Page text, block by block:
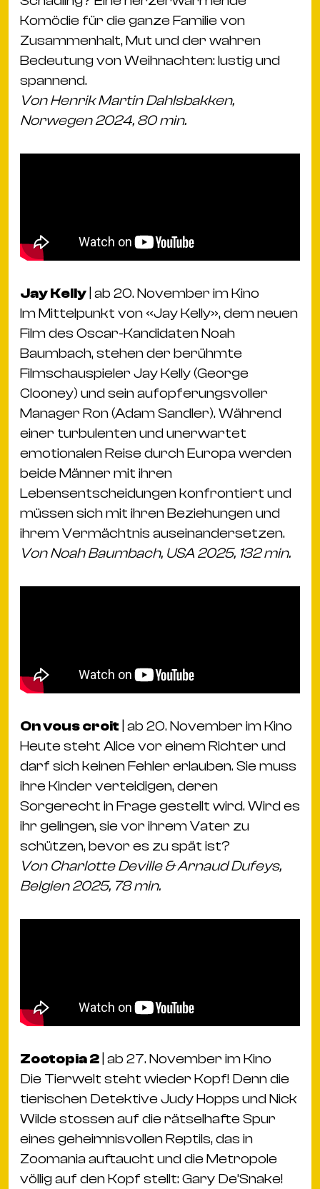
Komödie für die ganze Familie von
Zusammenhalt, Mut und der wahren
Bedeutung von Weihnachten: lustig und
spannend.
Von Henrik Martin Dahlsbakken,
Norwegen 2024, 80 min.
Jay Kelly | ab 20. November im Kino
Im Mittelpunkt von «Jay Kelly», dem neuen
Film des Oscar-Kandidaten Noah
Baumbach, stehen der berühmte
Filmschauspieler Jay Kelly (George
Clooney) und sein aufopferungsvoller
Manager Ron (Adam Sandler). Während
einer turbulenten und unerwartet
emotionalen Reise durch Europa werden
beide Männer mit ihren
Lebensentscheidungen konfrontiert und
müssen sich mit ihren Beziehungen und
ihrem Vermächtnis auseinandersetzen.
Von Noah Baumbach, USA 2025, 132 min.
On vous croit | ab 20. November im Kino
Heute steht Alice vor einem Richter und
darf sich keinen Fehler erlauben. Sie muss
ihre Kinder verteidigen, deren
Sorgerecht in Frage gestellt wird. Wird es
ihr gelingen, sie vor ihrem Vater zu
schützen, bevor es zu spät ist?
Von Charlotte Deville & Arnaud Dufeys,
Belgien 2025, 78 min.
Zootopia 2 | ab 27. November im Kino
Die Tierwelt steht wieder Kopf! Denn die
tierischen Detektive Judy Hopps und Nick
Wilde stossen auf die rätselhafte Spur
eines geheimnisvollen Reptils, das in
Zoomania auftaucht und die Metropole
völlig auf den Kopf stellt: Gary De’Snake!